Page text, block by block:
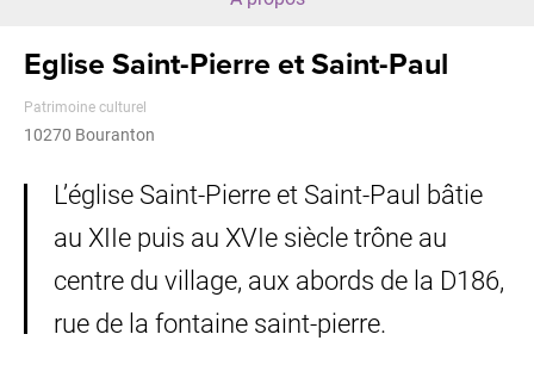
Eglise Saint-Pierre et Saint-Paul
Patrimoine culturel
10270 Bouranton
L’église Saint-Pierre et Saint-Paul bâtie
au XIIe puis au XVIe siècle trône au
centre du village, aux abords de la D186,
rue de la fontaine saint-pierre.